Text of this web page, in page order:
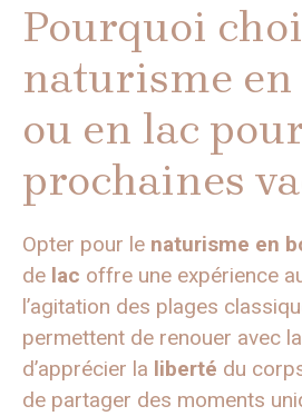
Pourquoi
naturisme
ou en lac
prochaines
Opter pour le naturisme en
de lac offre une expérience
l’agitation des plages
permettent de renouer avec la
d’apprécier la liberté du
de partager des moments